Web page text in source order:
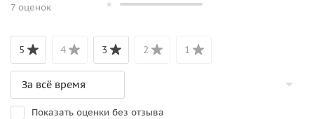
7 оценок
5 4 3 2 1
Показать оценки без отзыва